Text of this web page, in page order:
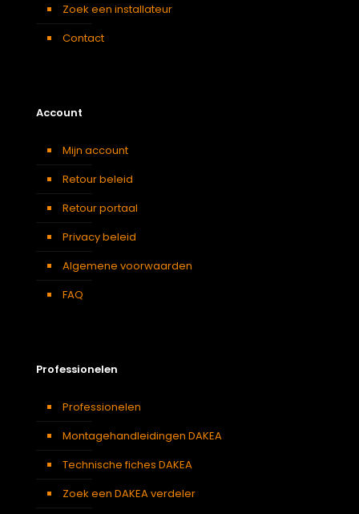
Zoek een installateur
Contact
Account
Mijn account
Retour beleid
Retour portaal
Privacy beleid
Algemene voorwaarden
FAQ
Professionelen
Professionelen
Montagehandleidingen DAKEA
Technische fiches DAKEA
Zoek een DAKEA verdeler